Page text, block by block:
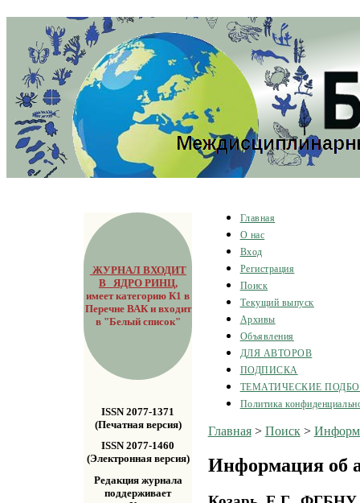
ЖУРНАЛ ВХОДИТ
В ЯДРО РИНЦ,
имеет категорию К1 в
Перечне ВАК и входит
в "Белый список"
ISSN 2077-1371
(Печатная версия)
ISSN 2077-1460
(Электронная версия)
Редакция журнала
поддерживает
Главная
О нас
Вход
Регистрация
Поиск
Текущий выпуск
Архивы
Объявления
ДЛЯ АВТОРОВ
ПОДПИСКА
ТЕМАТИЧЕСКИЕ
Политика
Главная> Поиск>
Информация об